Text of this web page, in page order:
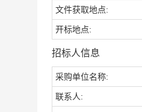
文件获取地点:
开标地点:
招标人信息
采购单位名称:
联系人: